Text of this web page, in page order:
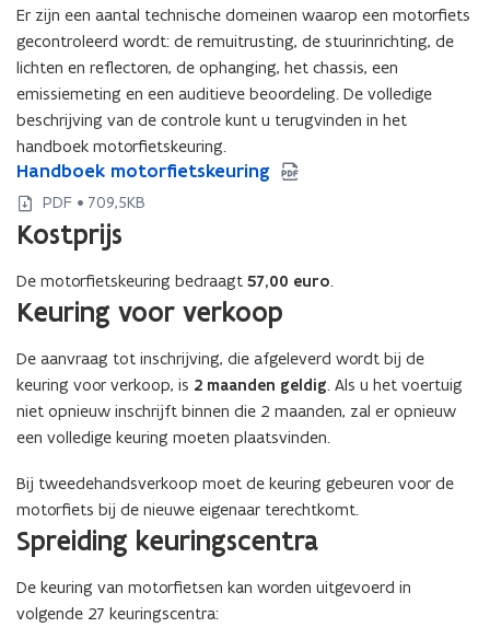
Er zijn een aantal technische domeinen waarop een motorfiets
gecontroleerd wordt: de remuitrusting, de stuurinrichting, de
lichten en reflectoren, de ophanging, het chassis, een
emissiemeting en een auditieve beoordeling. De volledige
beschrijving van de controle kunt u terugvinden in het
handboek motorfietskeuring.
H
a
n
d
o
e
m
o
o
r
i
e
t
k
e
Handboek motorfietskeuring
H
a
n
d
o
e
m
o
o
r
i
e
t
k
e
PDF • 709,5KB
Kostprijs
De motorfietskeuring bedraagt 57,00 euro.
Keuring voor verkoop
De aanvraag tot inschrijving, die afgeleverd wordt bij de
keuring voor verkoop, is 2 maanden geldig. Als u het voertuig
niet opnieuw inschrijft binnen die 2 maanden, zal er opnieuw
een volledige keuring moeten plaatsvinden.
Bij tweedehandsverkoop moet de keuring gebeuren voor de
motorfiets bij de nieuwe eigenaar terechtkomt.
Spreiding keuringscentra
De keuring van motorfietsen kan worden uitgevoerd in
volgende 27 keuringscentra: